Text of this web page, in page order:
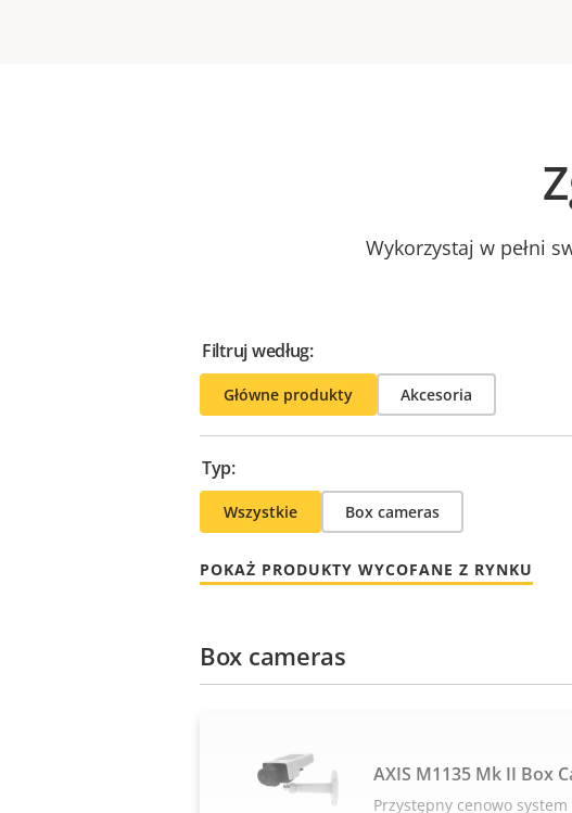
Wykorzystaj w pełni
Filtruj według:
Główne produkty Akcesoria
Typ:
Wszystkie Box cameras
POKAŻ PRODUKTY WYCOFANE Z RYNKU
Box cameras
AXIS M1135 Mk II Box
Przystępny cenowo